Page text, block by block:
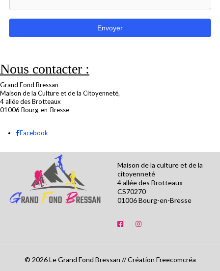
Envoyer
Nous contacter :
Grand Fond Bressan
Maison de la Culture et de la Citoyenneté,
4 allée des Brotteaux
01006 Bourg-en-Bresse
Facebook
Maison de la culture et de la
citoyenneté
4 allée des Brotteaux
CS70270
01006 Bourg-en-Bresse
© 2026 Le Grand Fond Bressan // Création Freecomcréa